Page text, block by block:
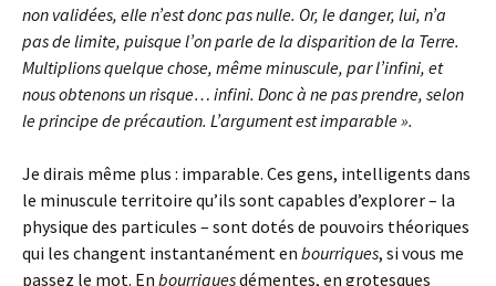
non validées, elle n’est donc pas nulle. Or, le danger, lui, n’a
pas de limite, puisque l’on parle de la disparition de la Terre.
Multiplions quelque chose, même minuscule, par l’infini, et
nous obtenons un risque… infini. Donc à ne pas prendre, selon
le principe de précaution. L’argument est imparable ».
Je dirais même plus : imparable. Ces gens, intelligents dans
le minuscule territoire qu’ils sont capables d’explorer – la
physique des particules – sont dotés de pouvoirs théoriques
qui les changent instantanément en bourriques, si vous me
passez le mot. En bourriquesdémentes, en grotesques